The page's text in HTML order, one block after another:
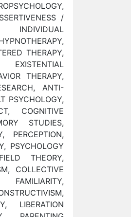
/
INDIVIDUAL
THERAPY,
EXISTENTIAL
THERAPY,
ANTI-
PSYCHOLOGY,
COGNITIVE
STUDIES,
PERCEPTION,
PSYCHOLOGY
THEORY,
COLLECTIVE
FAMILIARITY,
LIBERATION